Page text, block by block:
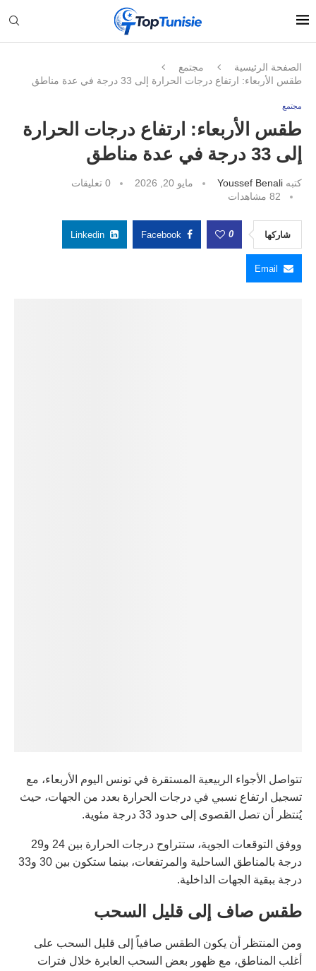
الصفحة الرئيسية
مجتمع
طقس الأربعاء: ارتفاع درجات الحرارة إلى 33 درجة في عدة مناطق
مجتمع
طقس الأربعاء: ارتفاع درجات الحرارة
إلى 33 درجة في عدة مناطق
كتبه Youssef Benali مايو 20, 2026
0 تعليقات
82 مشاهدات
شاركها 0
Facebook
Linkedin
Email
تتواصل الأجواء الربيعية المستقرة في تونس اليوم الأربعاء، مع
تسجيل ارتفاع نسبي في درجات الحرارة بعدد من الجهات، حيث
يُنتظر أن تصل القصوى إلى حدود 33 درجة مئوية.
ووفق التوقعات الجوية، ستتراوح درجات الحرارة بين 24 و29
درجة بالمناطق الساحلية والمرتفعات، بينما ستكون بين 30 و33
درجة ببقية الجهات الداخلية.
طقس صاف إلى قليل السحب
ومن المنتظر أن يكون الطقس صافياً إلى قليل السحب على
أغلب المناطق، مع ظهور بعض السحب العابرة خلال فترات